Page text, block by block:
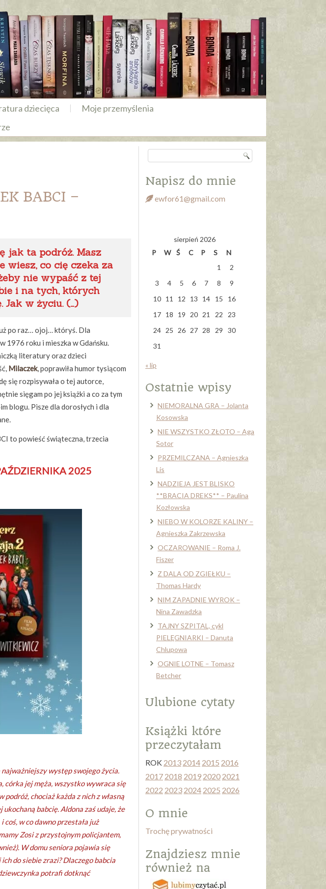
dziecięca
Moje przemyślenia
BABCI –
jak ta podróż. Masz
co cię czeka za
nie wypaść z tej
i na tych, których
Jak w życiu. (…)
po raz… ojoj… któryś. Dla
1976 roku i mieszka w Gdańsku.
literatury oraz dzieci
Milaczek, poprawiła humor tysiącom
się rozpisywała o tej autorce,
sięgam po jej książki a co za tym
blogu. Pisze dla dorosłych i dla
to powieść świąteczna, trzecia
2025
występ swojego życia.
córka jej męża, wszystko wywraca się
chociaż każda z nich z własną
babcię. Aldona zaś udaje, że
w co dawno przestała już
Zosi z przystojnym policjantem,
W domu seniora pojawia się
do siebie zrazi? Dlaczego babcia
potrafi dotknąć
Napisz do mnie
ewfor61@gmail.com
sierpień 2026
P
W Ś C P S
N
1
2
3
4 5 6 7 8
9
10
11 12 13 14 15
16
17
18 19 20 21 22
23
24
25 26 27 28 29
30
31
« lip
Ostatnie wpisy
NIEMORALNA GRA – Jolanta
Kosowska
NIE WSZYSTKO ZŁOTO – Aga
Sotor
PRZEMILCZANA – Agnieszka
Lis
NADZIEJA JEST BLISKO
**BRACIA DREKS** – Paulina
Kozłowska
NIEBO W KOLORZE KALINY –
Agnieszka Zakrzewska
OCZAROWANIE – Roma J.
Fiszer
Z DALA OD ZGIEŁKU –
Thomas Hardy
NIM ZAPADNIE WYROK –
Nina Zawadzka
TAJNY SZPITAL, cykl
PIELĘGNIARKI – Danuta
Chlupowa
OGNIE LOTNE – Tomasz
Betcher
Ulubione cytaty
Książki które
przeczytałam
ROK 2013 2014 2015 2016
2017 2018 2019 2020 2021
2022 2023 2024 2025 2026
O mnie
Trochę prywatności
Znajdziesz mnie
również na